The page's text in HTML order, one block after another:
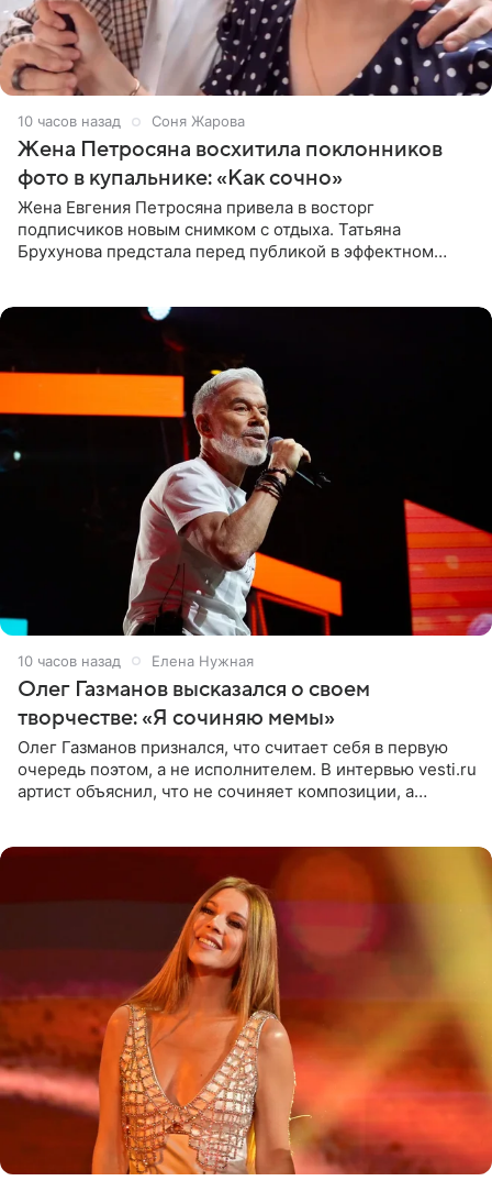
10 часов назад Соня Жарова
Жена Петросяна восхитила поклонников
фото в купальнике: «Как сочно»
Жена Евгения Петросяна привела в восторг
подписчиков новым снимком с отдыха. Татьяна
Брухунова предстала перед публикой в эффектном
10 часов назад Елена Нужная
Олег Газманов высказался о своем
творчестве: «Я сочиняю мемы»
Олег Газманов признался, что считает себя в первую
очередь поэтом, а не исполнителем. В интервью vesti.ru
артист объяснил, что не сочиняет композиции, а